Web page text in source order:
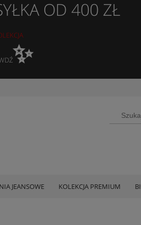
OD 400 ZŁ
✨
JEANSOWE KOLEKCJA PREMIUM